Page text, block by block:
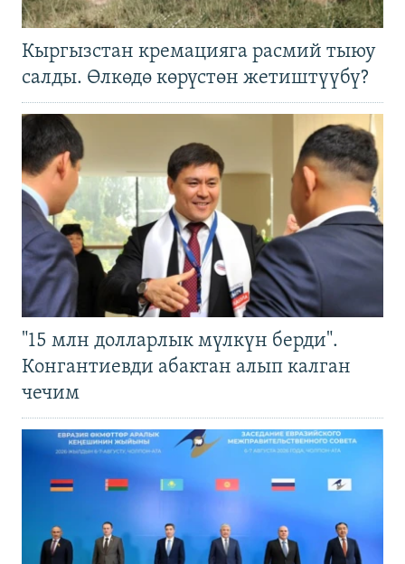
Кыргызстан кремацияга расмий тыюу
салды. Өлкөдө көрүстөн жетиштүүбү?
"15 млн долларлык мүлкүн берди".
Конгантиевди абактан алып калган
чечим